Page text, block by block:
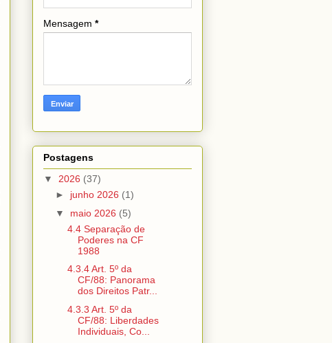
Mensagem *
Postagens
▼ 2026 (37)
► junho 2026 (1)
▼ maio 2026 (5)
4.4 Separação de
Poderes na CF
1988
4.3.4 Art. 5º da
CF/88: Panorama
dos Direitos Patr...
4.3.3 Art. 5º da
CF/88: Liberdades
Individuais, Co...